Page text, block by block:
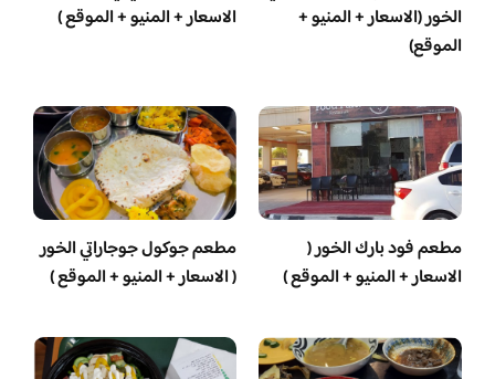
الخور (الاسعار + المنيو +
الموقع)
الاسعار + المنيو + الموقع )
مطعم فود بارك الخور (
الاسعار + المنيو + الموقع )
مطعم جوكول جوجاراتي الخور
( الاسعار + المنيو + الموقع )